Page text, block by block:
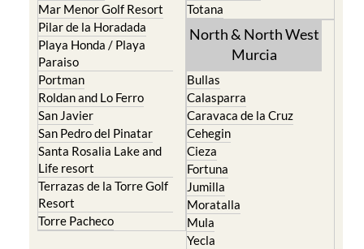
Mar Menor Golf Resort
Pilar de la Horadada
Playa Honda / Playa
Paraiso
Portman
Roldan and Lo Ferro
San Javier
San Pedro del Pinatar
Santa Rosalia Lake and
Life resort
Terrazas de la Torre Golf
Resort
Torre Pacheco
Totana
North & North West
Murcia
Bullas
Calasparra
Caravaca de la Cruz
Cehegin
Cieza
Fortuna
Jumilla
Moratalla
Mula
Yecla